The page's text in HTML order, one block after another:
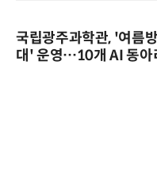
국립광주과학관, '여름
대' 운영